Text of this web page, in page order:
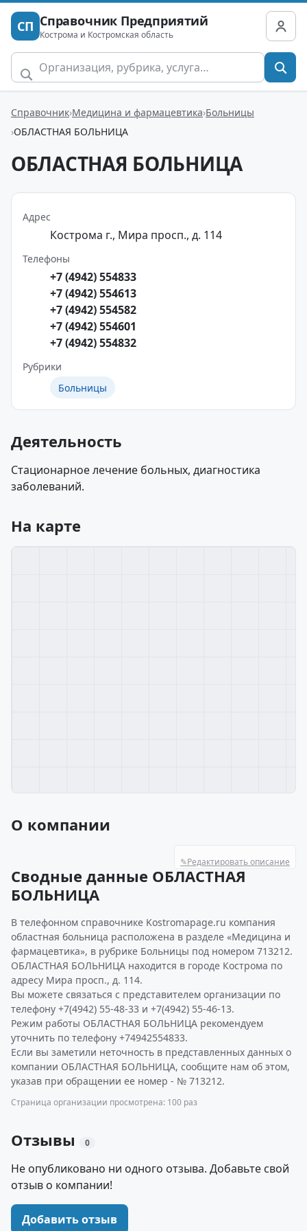
СП Справочник Предприятий
Кострома и Костромская область
Справочник Медицина и фармацевтика Больницы
ОБЛАСТНАЯ БОЛЬНИЦА
ОБЛАСТНАЯ БОЛЬНИЦА
Адрес
Кострома г., Мира просп., д. 114
Телефоны
+7 (4942) 554833
+7 (4942) 554613
+7 (4942) 554582
+7 (4942) 554601
+7 (4942) 554832
Рубрики
Больницы
Деятельность
Стационарное лечение больных, диагностика
заболеваний.
На карте
О компании
✎Редактировать описание
Сводные данные ОБЛАСТНАЯ
БОЛЬНИЦА
В телефонном справочнике Kostromapage.ru компания
областная больница расположена в разделе «Медицина и
фармацевтика», в рубрике Больницы под номером 713212.
ОБЛАСТНАЯ БОЛЬНИЦА находится в городе Кострома по
адресу Мира просп., д. 114.
Вы можете связаться с представителем организации по
телефону +7(4942) 55-48-33 и +7(4942) 55-46-13.
Режим работы ОБЛАСТНАЯ БОЛЬНИЦА рекомендуем
уточнить по телефону +74942554833.
Если вы заметили неточность в представленных данных о
компании ОБЛАСТНАЯ БОЛЬНИЦА, сообщите нам об этом,
указав при обращении ее номер - № 713212.
Страница организации просмотрена: 100 раз
Отзывы 0
Не опубликовано ни одного отзыва. Добавьте свой
отзыв о компании!
Добавить отзыв